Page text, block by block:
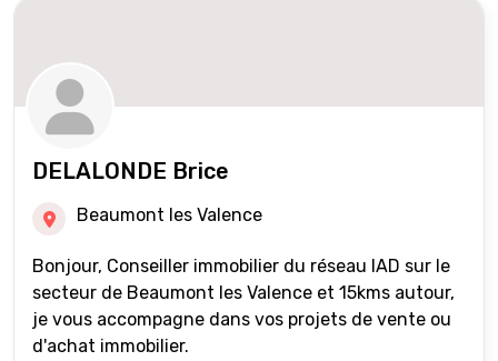
DELALONDE Brice
Beaumont les Valence
Bonjour, Conseiller immobilier du réseau IAD sur le
secteur de Beaumont les Valence et 15kms autour,
je vous accompagne dans vos projets de vente ou
d'achat immobilier.